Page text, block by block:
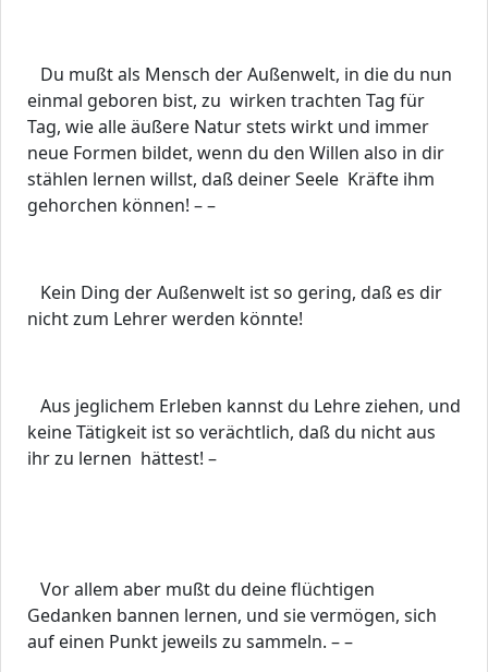
Du mußt als Mensch der Außenwelt, in die du nun
einmal geboren bist, zu wirken trachten Tag für
Tag, wie alle äußere Natur stets wirkt und immer
neue Formen bildet, wenn du den Willen also in dir
stählen lernen willst, daß deiner Seele Kräfte ihm
gehorchen können! – –
Kein Ding der Außenwelt ist so gering, daß es dir
nicht zum Lehrer werden könnte!
Aus jeglichem Erleben kannst du Lehre ziehen, und
keine Tätigkeit ist so verächtlich, daß du nicht aus
ihr zu lernen hättest! –
Vor allem aber mußt du deine flüchtigen
Gedanken bannen lernen, und sie vermögen, sich
auf einen Punkt jeweils zu sammeln. – –